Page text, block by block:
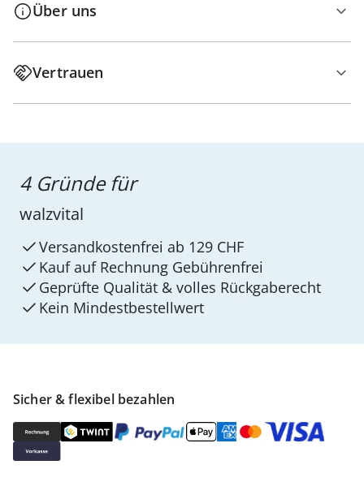
Über uns
Vertrauen
Sicher & flexibel bezahlen
4 Gründe für
walzvital
Versandkostenfrei ab 129 CHF
Kauf auf Rechnung Gebührenfrei
Geprüfte Qualität & volles Rückgaberecht
Kein Mindest­bestellwert